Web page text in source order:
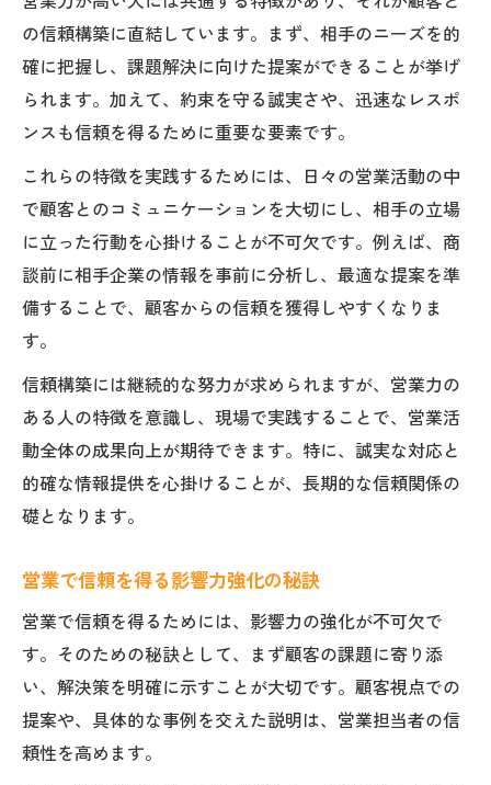
の信頼構築に直結しています。まず、相手のニーズを的
確に把握し、課題解決に向けた提案ができることが挙げ
られます。加えて、約束を守る誠実さや、迅速なレスポ
ンスも信頼を得るために重要な要素です。
これらの特徴を実践するためには、日々の営業活動の中
で顧客とのコミュニケーションを大切にし、相手の立場
に立った行動を心掛けることが不可欠です。例えば、商
談前に相手企業の情報を事前に分析し、最適な提案を準
備することで、顧客からの信頼を獲得しやすくなりま
す。
信頼構築には継続的な努力が求められますが、営業力の
ある人の特徴を意識し、現場で実践することで、営業活
動全体の成果向上が期待できます。特に、誠実な対応と
的確な情報提供を心掛けることが、長期的な信頼関係の
礎となります。
営業で信頼を得る影響力強化の秘訣
営業で信頼を得るためには、影響力の強化が不可欠で
す。そのための秘訣として、まず顧客の課題に寄り添
い、解決策を明確に示すことが大切です。顧客視点での
提案や、具体的な事例を交えた説明は、営業担当者の信
頼性を高めます。